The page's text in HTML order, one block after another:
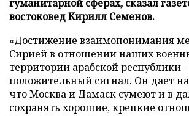
гуманитарной сферах, сказал
востоковед Кирилл Семенов.
«Достижение взаимопонимания
Сирией в отношении наших
территории арабской республики
положительный сигнал. Он дает
что Москва и Дамаск сумеют и в
сохранять хорошие, крепкие